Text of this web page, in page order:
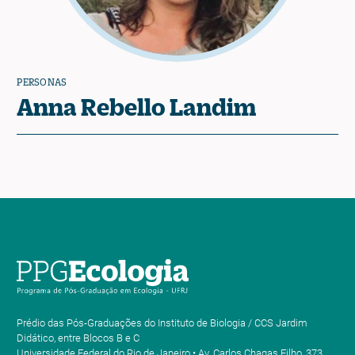
PERSONAS
Anna Rebello Landim
Prédio das Pós-Graduações do Instituto de Biologia / CCS Jardim
Didático, entre Blocos B e C